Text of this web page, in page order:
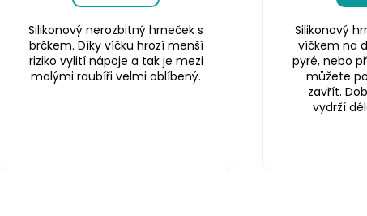
Silikonový nerozbitný hrneček s
brčkem. Díky víčku hrozí menší
riziko vylití nápoje a tak je mezi
malými raubíři velmi oblíbený.
Silikonový
víčkem na
pyré, nebo
můžete
zavřít.
vydrží